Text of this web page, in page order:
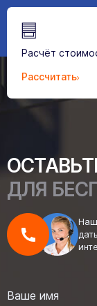
Расчёт
Рассчитать
ДЛЯ
Наш